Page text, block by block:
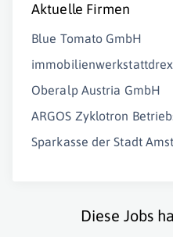
Aktuelle Firmen
Blue Tomato GmbH
Oberalp Austria GmbH
ARGOS Zyklotron
Sparkasse der Stadt
Diese Jobs